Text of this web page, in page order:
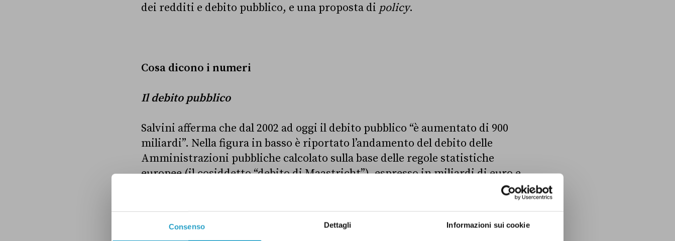
Consenso Dettagli Informazioni sui cookie
dei redditi e debito pubblico, e una proposta di policy.
Cosa dicono i numeri
Il debito pubblico
Salvini afferma che dal 2002 ad oggi il debito pubblico “è aumentato di 900
miliardi”. Nella figura in basso è riportato l’andamento del debito delle
Amministrazioni pubbliche calcolato sulla base delle regole statistiche
europee (il cosiddetto “debito di Maastricht”), espresso in miliardi di euro e
tratto dal database macroeconomico della Commissione Europea (AMECO).
Come si può vedere il debito cresce costantemente dal valore iniziale di 1.371
miliardi del 2002, fino ai 2.266,4 miliardi di fine 2017. L’aumento complessivo è